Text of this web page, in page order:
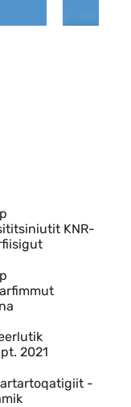
KNR-
2021
-